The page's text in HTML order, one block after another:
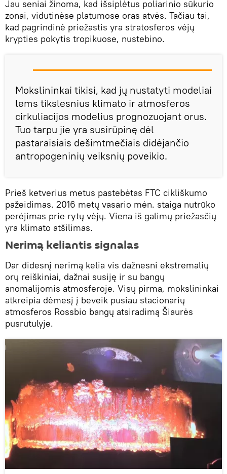
Jau seniai žinoma, kad išsiplėtus poliarinio sūkurio
zonai, vidutinėse platumose oras atvės. Tačiau tai,
kad pagrindinė priežastis yra stratosferos vėjų
krypties pokytis tropikuose, nustebino.
Mokslininkai tikisi, kad jų nustatyti modeliai
lems tikslesnius klimato ir atmosferos
cirkuliacijos modelius prognozuojant orus.
Tuo tarpu jie yra susirūpinę dėl
pastaraisiais dešimtmečiais didėjančio
antropogeninių veiksnių poveikio.
Prieš ketverius metus pastebėtas FTC cikliškumo
pažeidimas. 2016 metų vasario mėn. staiga nutrūko
perėjimas prie rytų vėjų. Viena iš galimų priežasčių
yra klimato atšilimas.
Nerimą keliantis signalas
Dar didesnį nerimą kelia vis dažnesni ekstremalių
orų reiškiniai, dažnai susiję ir su bangų
anomalijomis atmosferoje. Visų pirma, mokslininkai
atkreipia dėmesį į beveik pusiau stacionarių
atmosferos Rossbio bangų atsiradimą Šiaurės
pusrutulyje.